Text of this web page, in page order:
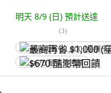
明天 8/9 (日) 預計送達
(3)
最高再省 $1,000 (星展卡)
$670 酷澎幣回饋